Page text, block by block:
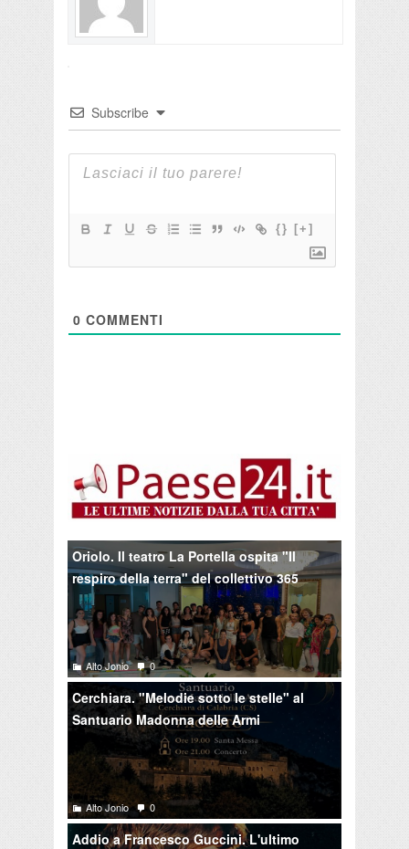
Subscribe
{} [+]
0 COMMENTI
Oriolo. Il teatro La Portella ospita "Il
respiro della terra" del collettivo 365
Alto Jonio 0
Cerchiara. "Melodie sotto le stelle" al
Santuario Madonna delle Armi
Alto Jonio 0
Addio a Francesco Guccini. L'ultimo